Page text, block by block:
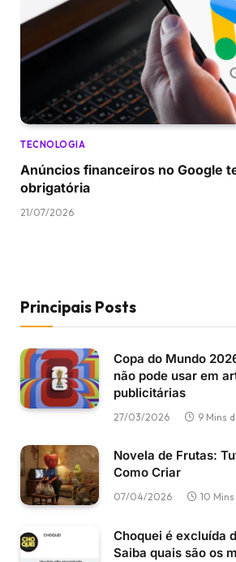
TECNOLOGIA
Anúncios financeiros no Google
obrigatória
21/07/2026
Principais Posts
Copa do Mundo
não pode usar em
publicitárias
27/03/2026 9 Mins
Novela de Frutas:
Como Criar
07/04/2026 10
Choquei é excluída
Saiba quais são os